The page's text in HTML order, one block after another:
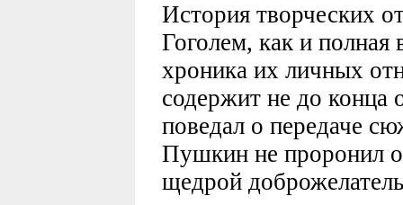
История творческих
Гоголем, как и
хроника их личных
содержит не до конца
поведал о передаче
Пушкин не проронил
щедрой